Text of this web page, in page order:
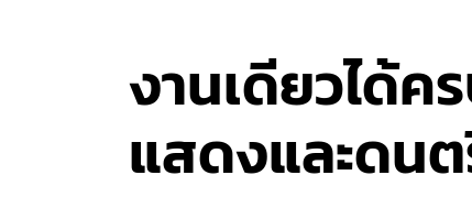
งานเดียวได้
แสดงและดนต